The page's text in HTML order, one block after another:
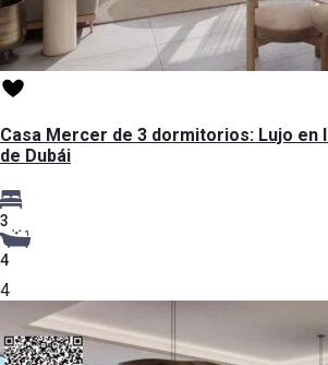
Casa Mercer de 3 dormitorios: Lujo en
de Dubái
3
4
4